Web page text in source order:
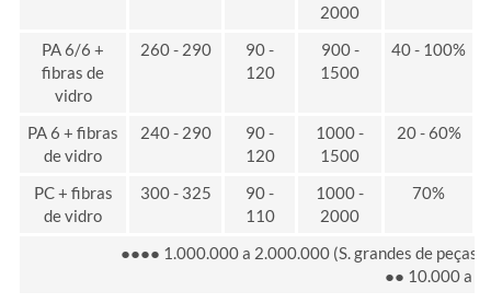
2000
PA 6/6 +
fibras de
vidro
260 - 290
90 -
120
900 -
1500
40 - 100%
PA 6 + fibras
de vidro
240 - 290
90 -
120
1000 -
1500
20 - 60%
PC + fibras
de vidro
300 - 325
90 -
110
1000 -
2000
70%
●●●● 1.000.000 a 2.000.000 (S. grandes de
●● 10.000 a